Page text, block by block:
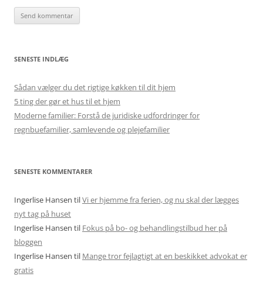
SENESTE INDLÆG
Sådan vælger du det rigtige køkken til dit hjem
5 ting der gør et hus til et hjem
Moderne familier: Forstå de juridiske udfordringer for
regnbuefamilier, samlevende og plejefamilier
SENESTE KOMMENTARER
Ingerlise Hansen tilVi er hjemme fra ferien, og nu skal der lægges
nyt tag på huset
Ingerlise Hansen til Fokus på bo- og behandlingstilbud her på
bloggen
Ingerlise Hansen til Mange tror fejlagtigt at en beskikket advokat er
gratis